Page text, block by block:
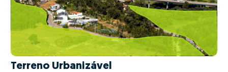
Terreno Urbanizável